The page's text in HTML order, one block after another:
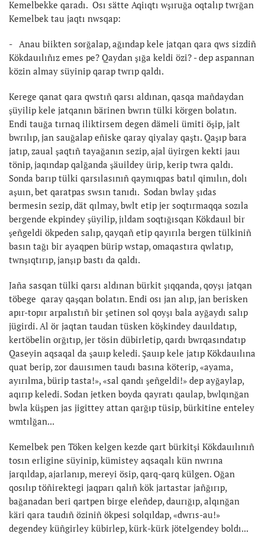
Kemelbekke qaradı. Osı sätte Aqiıqtı wşıruğa oqtalıp twrğan
Kemelbek tau jaqtı nwsqap:
- Anau biikten sorğalap, ağındap kele jatqan qara qws sizdiñ
Kökdauılıñız emes pe? Qaydan şığa keldi özi? - dep aspannan
közin almay süyinip qarap twrıp qaldı.
Kerege qanat qara qwstıñ qarsı aldınan, qasqa mañdaydan
şüyilip kele jatqanın bärinen bwrın tülki körgen bolatın.
Endi tauğa tırnaq iliktirsem degen dämeli ümiti öşip, jalt
bwrılıp, jan sauğalap eñiske qaray qiyalay qaştı. Qaşıp bara
jatıp, zaual şaqtıñ tayağanın sezip, ajal üyirgen kekti jauı
tönip, jaqındap qalğanda şäuildey ürip, kerip twra qaldı.
Sonda barıp tülki qarsılasınıñ qaymıqpas batıl qimılın, dolı
aşuın, bet qaratpas swsın tanıdı. Sodan bwlay şıdas
bermesin sezip, dät qılmay, bwlt etip jer soqtırmaqqa sozıla
bergende ekpindey şüyilip, jıldam soqtığısqan Kökdauıl bir
şeñgeldi ökpeden salıp, qayqañ etip qayırıla bergen tülkiniñ
basın tağı bir ayaqpen bürip wstap, omaqastıra qwlatıp,
twnşıqtırıp, janşıp bastı da qaldı.
Jaña sasqan tülki qarsı aldınan bürkit şıqqanda, qoyşı jatqan
töbege qaray qaşqan bolatın. Endi osı jan alıp, jan berisken
apır-topır arpalıstıñ bir şetinen sol qoyşı bala ayğaydı salıp
jügirdi. Al ör jaqtan taudan tüsken köşkindey dauıldatıp,
kertöbelin orğıtıp, jer tösin dübirletip, qardı bwrqasındatıp
Qaseyin aqsaqal da şauıp keledi. Şauıp kele jatıp Kökdauılına
quat berip, zor dauısımen taudı basına köterip, «ayama,
ayırılma, bürip tasta!», «sal qandı şeñgeldi!» dep ayğaylap,
aqırıp keledi. Sodan jetken boyda qayratı qaulap, bwlqınğan
bwla küşpen jas jigittey attan qarğıp tüsip, bürkitine enteley
wmtılğan...
Kemelbek pen Töken kelgen kezde qart bürkitşi Kökdauılınıñ
tosın erligine süyinip, kümistey aqsaqalı kün nwrına
jarqıldap, ajarlanıp, mereyi ösip, qarq-qarq külgen. Oğan
qosılıp töñirektegi jaqparı qalıñ kök jartastar jañğırıp,
bağanadan beri qartpen birge eleñdep, daurığıp, alqınğan
käri qara taudıñ öziniñ ökpesi solqıldap, «dwrıs-au!»
degendey küñgirley kübirlep, kürk-kürk jötelgendey boldı...